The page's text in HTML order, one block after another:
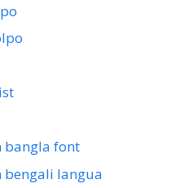
bangla font
bengali langua